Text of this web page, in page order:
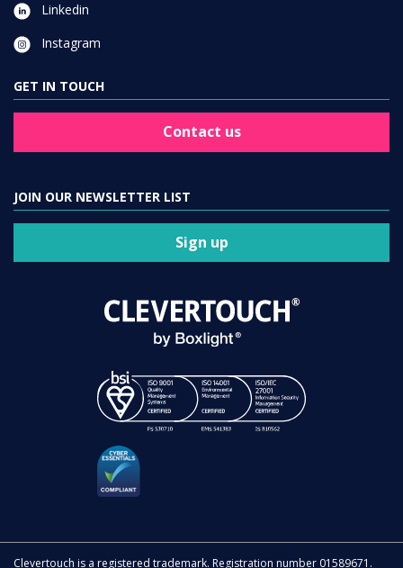
Linkedin
Instagram
GET IN TOUCH
Contact us
JOIN OUR NEWSLETTER LIST
Sign up
Clevertouch is a registered trademark. Registration number 01589671.